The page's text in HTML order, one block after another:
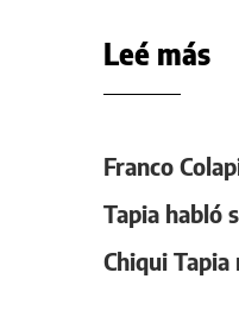
Leé más
Franco
Tapia habló
Chiqui